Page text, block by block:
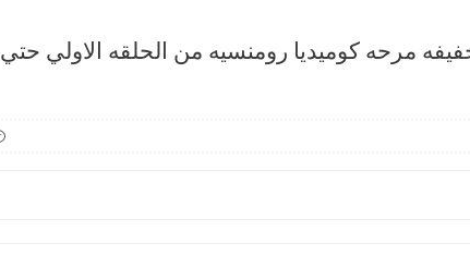
مرحه كوميديا رومنسيه من الحلقه الاولي حتي